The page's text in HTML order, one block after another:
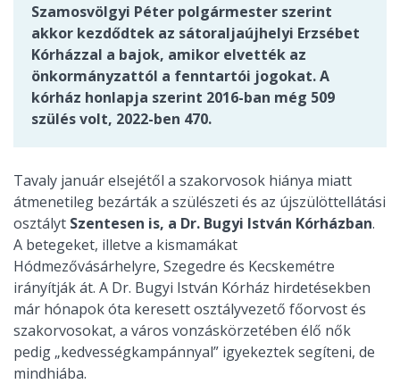
Szamosvölgyi Péter polgármester szerint
akkor kezdődtek az sátoraljaújhelyi Erzsébet
Kórházzal a bajok, amikor elvették az
önkormányzattól a fenntartói jogokat. A
kórház honlapja szerint 2016-ban még 509
szülés volt, 2022-ben 470.
Tavaly január elsejétől a szakorvosok hiánya miatt
átmenetileg bezárták a szülészeti és az újszülöttellátási
osztályt Szentesen is, a Dr. Bugyi István Kórházban.
A betegeket, illetve a kismamákat
Hódmezővásárhelyre, Szegedre és Kecskemétre
irányítják át. A Dr. Bugyi István Kórház hirdetésekben
már hónapok óta keresett osztályvezető főorvost és
szakorvosokat, a város vonzáskörzetében élő nők
pedig „kedvességkampánnyal” igyekeztek segíteni, de
mindhiába.